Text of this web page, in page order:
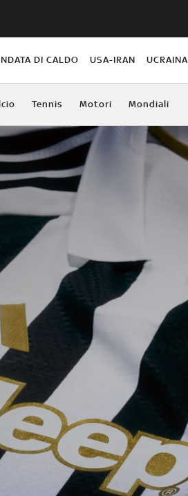
DI CALDO USA-IRAN UCRAINA
Tennis Motori Mondiali